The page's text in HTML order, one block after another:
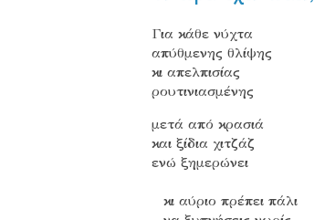
Για κάθε νύχτα
απύθμενης θλίψης
κι απελπισίας
ρουτινιασμένης
μετά από κρασιά
και ξίδια χιτζάζ
ενώ ξημερώνει
κι αύριο πρέπει πάλι